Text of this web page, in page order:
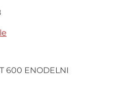
600 ENODELNI